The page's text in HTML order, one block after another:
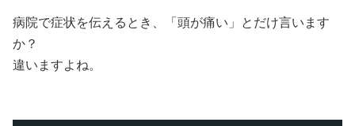
病院で症状を伝えるとき、「頭が痛い」とだけ言います
か？
違いますよね。